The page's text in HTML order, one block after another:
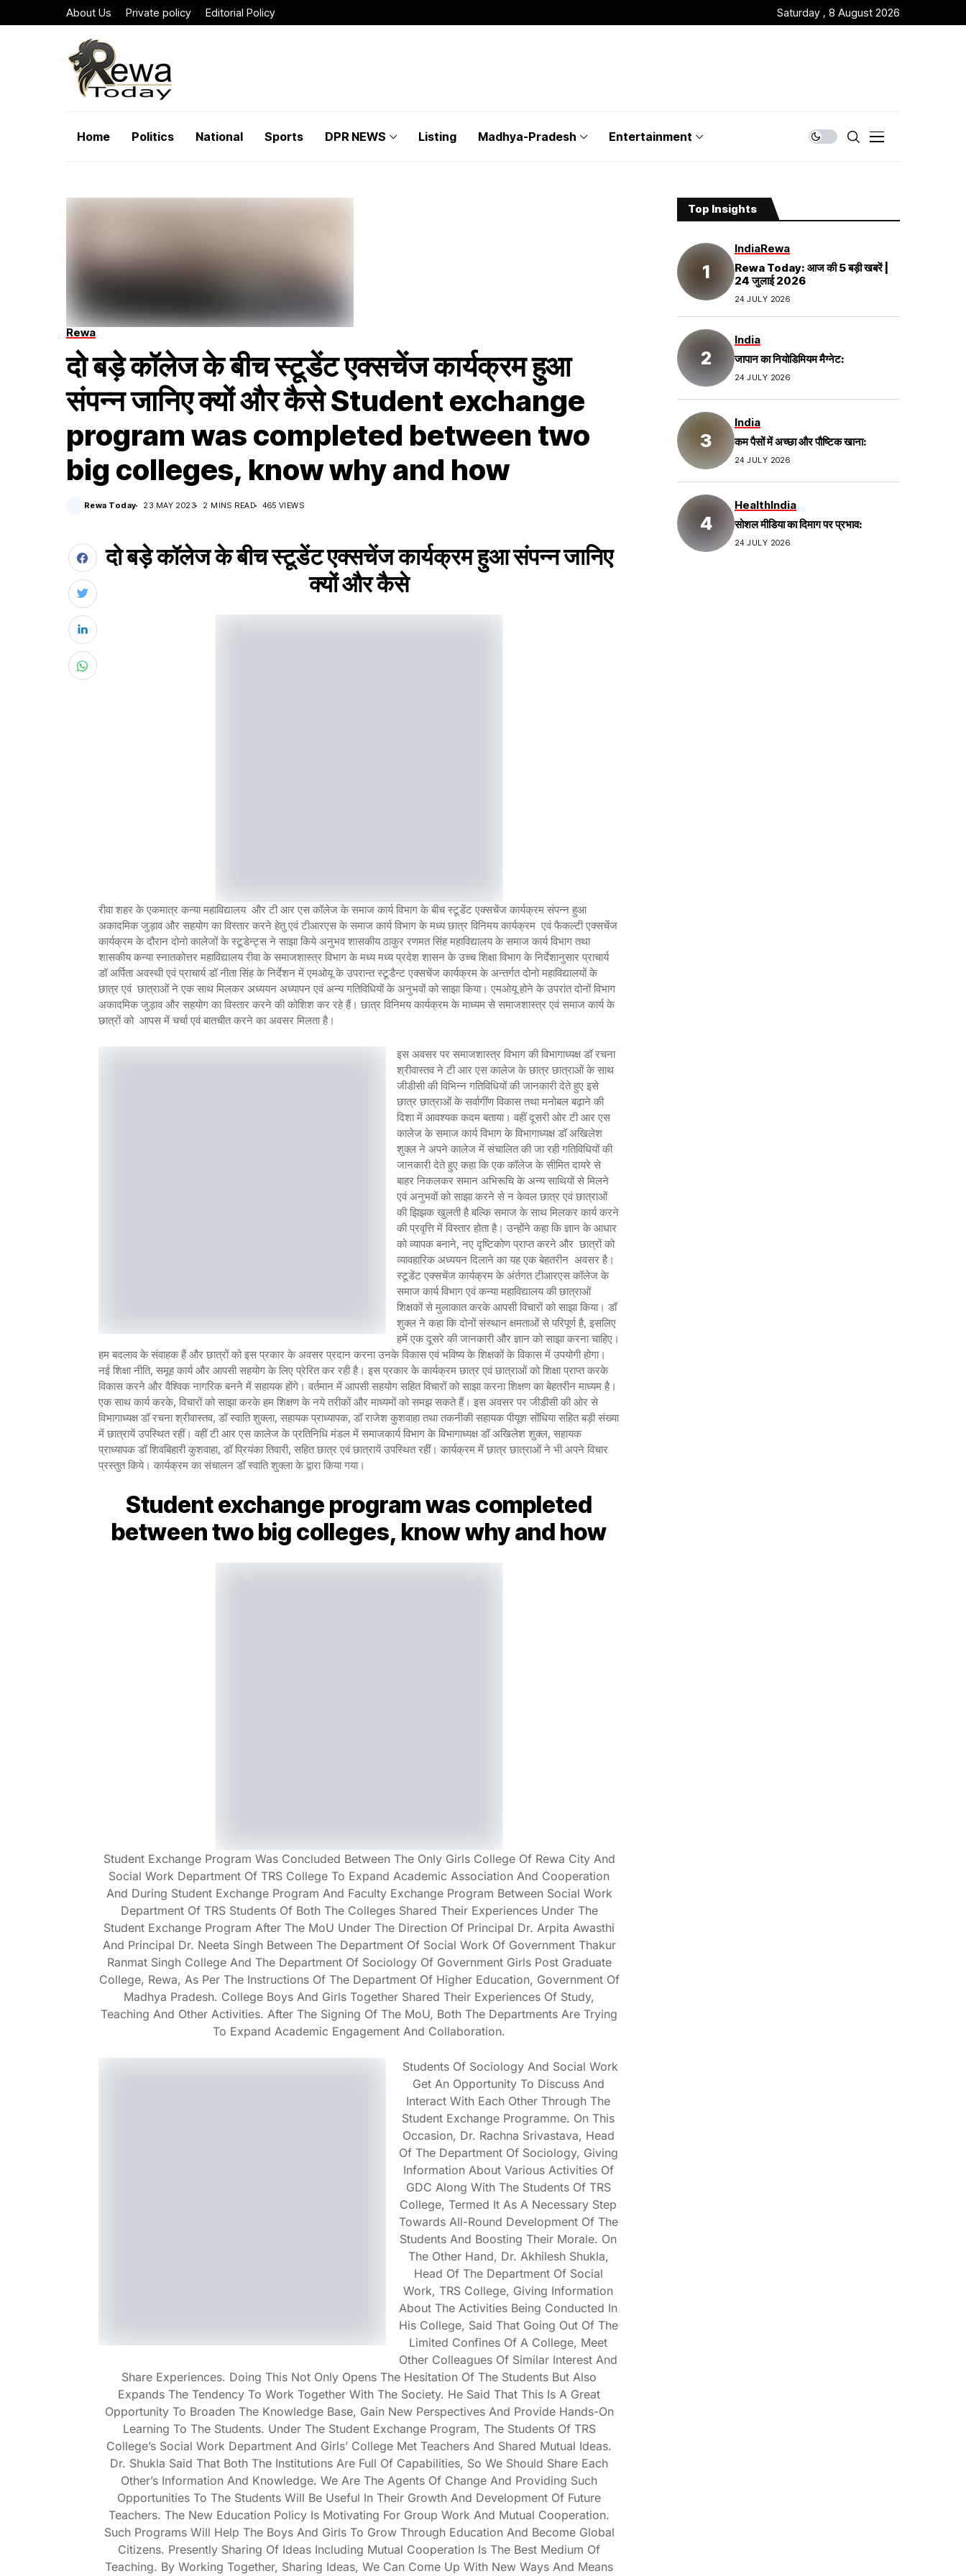
About Us Private policy Editorial Policy Saturday , 8 August 2026
Home Politics National Sports DPR NEWS Listing Madhya-Pradesh Entertainment
Rewa
दो बड़े कॉलेज के बीच स्टूडेंट एक्सचेंज कार्यक्रम हुआ
संपन्न जानिए क्यों और कैसे Student exchange
program was completed between two
big colleges, know why and how
Rewa Today 23 MAY 2023 2 MINS READ 465 VIEWS
दो बड़े कॉलेज के बीच स्टूडेंट एक्सचेंज कार्यक्रम हुआ संपन्न जानिए
क्यों और कैसे
रीवा शहर के एकमात्र कन्या महाविद्यालय और टी आर एस कॉलेज के समाज कार्य विभाग के बीच स्टूडेंट एक्सचेंज कार्यक्रम संपन्न हुआ
अकादमिक जुड़ाव और सहयोग का विस्तार करने हेतु एवं टीआरएस के समाज कार्य विभाग के मध्य छात्र विनिमय कार्यक्रम एवं फैकल्टी एक्सचेंज
कार्यक्रम के दौरान दोनो कालेजों के स्टूडेन्ट्स ने साझा किये अनुभव शासकीय ठाकुर रणमत सिंह महाविद्यालय के समाज कार्य विभाग तथा
शासकीय कन्या स्नातकोत्तर महाविद्यालय रीवा के समाजशास्त्र विभाग के मध्य मध्य प्रदेश शासन के उच्च शिक्षा विभाग के निर्देशानुसार प्राचार्य
डॉ अर्पिता अवस्थी एवं प्राचार्य डॉ नीता सिंह के निर्देशन में एमओयू के उपरान्त स्टूडैन्ट एक्सचेंज कार्यक्रम के अन्तर्गत दोनो महाविद्यालयों के
छात्र एवं छात्राओं ने एक साथ मिलकर अध्ययन अध्यापन एवं अन्य गतिविधियों के अनुभवों को साझा किया। एमओयू होने के उपरांत दोनों विभाग
अकादमिक जुड़ाव और सहयोग का विस्तार करने की कोशिश कर रहे हैं। छात्र विनिमय कार्यक्रम के माध्यम से समाजशास्त्र एवं समाज कार्य के
छात्रों को आपस में चर्चा एवं बातचीत करने का अवसर मिलता है।
इस अवसर पर समाजशास्त्र विभाग की विभागाध्यक्ष डॉ रचना
श्रीवास्तव ने टी आर एस कालेज के छात्र छात्राओं के साथ
जीडीसी की विभिन्न गतिविधियों की जानकारी देते हुए इसे
छात्र छात्राओं के सर्वागींण विकास तथा मनोबल बढ़ाने की
दिशा में आवश्यक कदम बताया। वहीं दूसरी ओर टी आर एस
कालेज के समाज कार्य विभाग के विभागाध्यक्ष डॉ अखिलेश
शुक्ल ने अपने कालेज में संचालित की जा रही गतिविधियों की
जानकारी देते हुए कहा कि एक कॉलेज के सीमित दायरे से
बाहर निकलकर समान अभिरूचि के अन्य साथियों से मिलने
एवं अनुभवों को साझा करने से न केवल छात्र एवं छात्राओं
की झिझक खुलती है बल्कि समाज के साथ मिलकर कार्य करने
की प्रवृत्ति में विस्तार होता है। उन्होंने कहा कि ज्ञान के आधार
को व्यापक बनाने, नए दृष्टिकोण प्राप्त करने और छात्रों को
व्यावहारिक अध्ययन दिलाने का यह एक बेहतरीन अवसर है।
स्टूडेंट एक्सचेंज कार्यक्रम के अंर्तगत टीआरएस कॉलेज के
समाज कार्य विभाग एवं कन्या महाविद्यालय की छात्राओं
शिक्षकों से मुलाकात करके आपसी विचारों को साझा किया। डॉ
शुक्ल ने कहा कि दोनों संस्थान क्षमताओं से परिपूर्ण है, इसलिए
हमें एक दूसरे की जानकारी और ज्ञान को साझा करना चाहिए।
हम बदलाव के संवाहक हैं और छात्रों को इस प्रकार के अवसर प्रदान करना उनके विकास एवं भविष्य के शिक्षकों के विकास में उपयोगी होगा।
नई शिक्षा नीति, समूह कार्य और आपसी सहयोग के लिए प्रेरित कर रही है। इस प्रकार के कार्यक्रम छात्र एवं छात्राओं को शिक्षा प्राप्त करके
विकास करने और वैश्विक नागरिक बनने में सहायक होंगे। वर्तमान में आपसी सहयोग सहित विचारों को साझा करना शिक्षण का बेहतरीन माध्यम है।
एक साथ कार्य करके, विचारों को साझा करके हम शिक्षण के नये तरीकों और माध्यमों को समझ सकते हैं। इस अवसर पर जीडीसी की ओर से
विभागाध्यक्ष डॉ रचना श्रीवास्तव, डॉ स्वाति शुक्ला, सहायक प्राध्यापक, डॉ राजेश कुशवाहा तथा तकनीकी सहायक पीयूश सोंधिया सहित बड़ी संख्या
में छात्रायें उपस्थित रहीं। वहीं टी आर एस कालेज के प्रतिनिधि मंडल में समाजकार्य विभाग के विभागाध्यक्ष डॉ अखिलेश शुक्ल, सहायक
प्राध्यापक डॉ शिवबिहारी कुशवाहा, डॉ प्रियंका तिवारी, सहित छात्र एवं छात्रायें उपस्थित रहीं। कार्यक्रम में छात्र छात्राओं ने भी अपने विचार
प्रस्तुत किये। कार्यक्रम का संचालन डॉ स्वाति शुक्ला के द्वारा किया गया।
Student exchange program was completed
between two big colleges, know why and how
Student Exchange Program Was Concluded Between The Only Girls College Of Rewa City And
Social Work Department Of TRS College To Expand Academic Association And Cooperation
And During Student Exchange Program And Faculty Exchange Program Between Social Work
Department Of TRS Students Of Both The Colleges Shared Their Experiences Under The
Student Exchange Program After The MoU Under The Direction Of Principal Dr. Arpita Awasthi
And Principal Dr. Neeta Singh Between The Department Of Social Work Of Government Thakur
Ranmat Singh College And The Department Of Sociology Of Government Girls Post Graduate
College, Rewa, As Per The Instructions Of The Department Of Higher Education, Government Of
Madhya Pradesh. College Boys And Girls Together Shared Their Experiences Of Study,
Teaching And Other Activities. After The Signing Of The MoU, Both The Departments Are Trying
To Expand Academic Engagement And Collaboration.
Students Of Sociology And Social Work
Get An Opportunity To Discuss And
Interact With Each Other Through The
Student Exchange Programme. On This
Occasion, Dr. Rachna Srivastava, Head
Of The Department Of Sociology, Giving
Information About Various Activities Of
GDC Along With The Students Of TRS
College, Termed It As A Necessary Step
Towards All-Round Development Of The
Students And Boosting Their Morale. On
The Other Hand, Dr. Akhilesh Shukla,
Head Of The Department Of Social
Work, TRS College, Giving Information
About The Activities Being Conducted In
His College, Said That Going Out Of The
Limited Confines Of A College, Meet
Other Colleagues Of Similar Interest And
Share Experiences. Doing This Not Only Opens The Hesitation Of The Students But Also
Expands The Tendency To Work Together With The Society. He Said That This Is A Great
Opportunity To Broaden The Knowledge Base, Gain New Perspectives And Provide Hands-On
Learning To The Students. Under The Student Exchange Program, The Students Of TRS
College’s Social Work Department And Girls’ College Met Teachers And Shared Mutual Ideas.
Dr. Shukla Said That Both The Institutions Are Full Of Capabilities, So We Should Share Each
Other’s Information And Knowledge. We Are The Agents Of Change And Providing Such
Opportunities To The Students Will Be Useful In Their Growth And Development Of Future
Teachers. The New Education Policy Is Motivating For Group Work And Mutual Cooperation.
Such Programs Will Help The Boys And Girls To Grow Through Education And Become Global
Citizens. Presently Sharing Of Ideas Including Mutual Cooperation Is The Best Medium Of
Teaching. By Working Together, Sharing Ideas, We Can Come Up With New Ways And Means
Top Insights
IndiaRewa
Rewa Today: आज की 5 बड़ी खबरें |
24 जुलाई 2026
24 JULY 2026
India
जापान का नियोडिमियम मैग्नेट:
24 JULY 2026
India
कम पैसों में अच्छा और पौष्टिक खाना:
24 JULY 2026
HealthIndia
सोशल मीडिया का दिमाग पर प्रभाव:
24 JULY 2026